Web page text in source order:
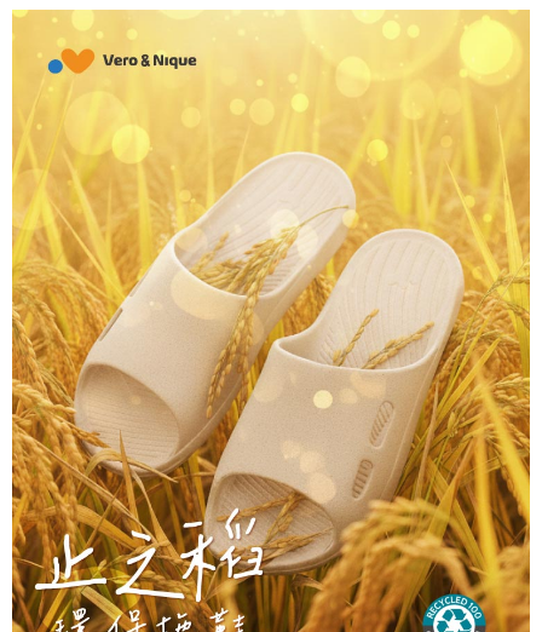
購買商品的店家。未經商家同意取消之訂單仍視為有效，需透過AFTEE先享
後付繳納相關費用。
※ 交易是否成功請以「AFTEE先享後付 」之結帳頁面顯示為準，若有關於
是否繳費成功／繳費後需取消欲退款等相關疑問，請聯繫「AFTEE先享後付
客戶支援中心」
https://netprotections.freshdesk.com/support/home
【注意事項】
１．透過由恩沛科技股份有限公司提供之「AFTEE先享後付」服務完成之交
易，需依本服務之必要範圍內提供個人資料，並將交易相關給付款項請求債
權轉讓予恩沛科技股份有限公司。
２．關於個人資料處理事宜，請瀏覽以下網址：
https://aftee.tw/terms/#terms3
３．未成年的使用者請事先徵得法定代理人或監護人之同意方可使用
「AFTEE先享後付」，若未經同意申辦者引起之損失，本公司不負相關責
任。
４．使用「AFTEE先享後付」時，將依據個別帳號之用戶狀況，依本公司即
時審查核予不同之上限額度；若仍有額度不足之情形，本公司將視審查結果
請求用戶進行身份認證。
５．嚴禁一人註冊多個帳號或使用他人資訊註冊。若發現惡意使用之情形，
恩沛科技股份有限公司將有權停止該用戶之使用額度並採取法律行動。
每筆NT$80，滿NT$490(含以上)免運費
付款後 7-11取貨
每筆NT$80，滿NT$490(含以上)免運費
宅配
每筆NT$80，滿NT$490(含以上)免運費
離島宅配
每筆NT$150，滿NT$800(含以上)免運費
港澳地區 查看運費